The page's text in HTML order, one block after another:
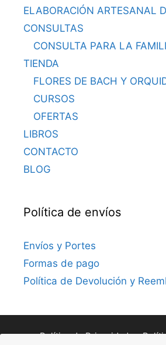
ELABORACIÓN ARTESANAL
CONSULTAS
CONSULTA PARA LA
TIENDA
FLORES DE BACH Y
CURSOS
OFERTAS
LIBROS
CONTACTO
BLOG
Política de envíos
Envíos y Portes
Formas de pago
Política de Devolución y
Política de Privacidad